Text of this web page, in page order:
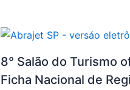
8° Salão do Turismo
Ficha Nacional de